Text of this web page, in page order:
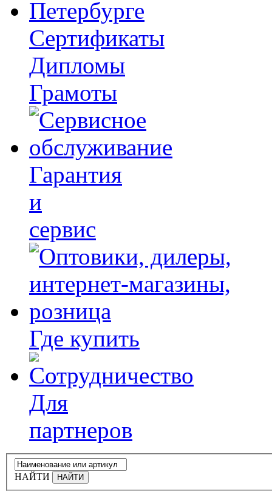
Сертификаты
Дипломы
Грамоты
Гарантия
и
сервис
Где купить
Для
партнеров
НАЙТИ